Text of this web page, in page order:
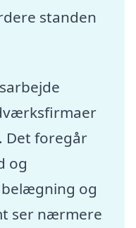
standen
Det foregår
og
og
ser nærmere